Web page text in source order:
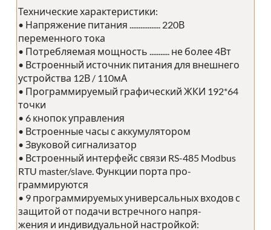
Технические характеристики:
• Напряжение питания ................. 220В
переменного тока
• Потребляемая мощность ........... не более 4Вт
• Встроенный источник питания для внешнего
устройства 12В / 110мА
• Программируемый графический ЖКИ 192*64
точки
• 6 кнопок управления
• Встроенные часы с аккумулятором
• Звуковой сигнализатор
• Встроенный интерфейс связи RS-485 Modbus
RTU master/slave. Функции порта про-
граммируются
• 9 программируемых универсальных входов с
защитой от подачи встречного напря-
жения и индивидуальной настройкой: